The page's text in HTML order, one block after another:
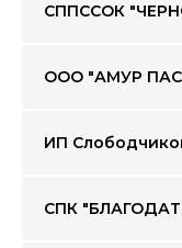
СППССОК
ООО "АМУР
ИП
СПК